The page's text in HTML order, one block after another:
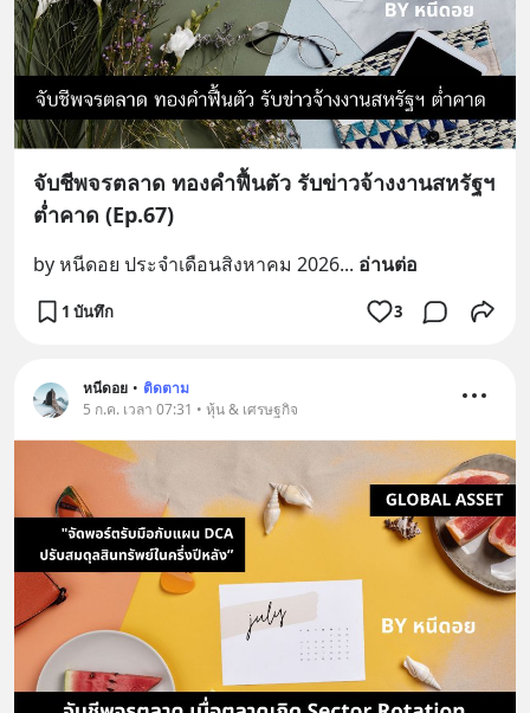
จับชีพจรตลาด ทองคำฟื้นตัว รับข่าวจ้างงานสหรัฐฯ
ต่ำคาด (Ep.67)
by หนีดอย ประจำเดือนสิงหาคม 2026... อ่านต่อ
1 บันทึก 3
หนีดอย • ติดตาม
5 ก.ค. เวลา 07:31 • หุ้น & เศรษฐกิจ